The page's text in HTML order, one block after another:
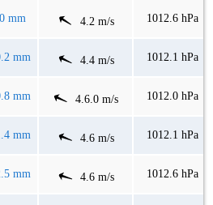
0 mm 4.2 m/s 1012.6 hPa
mm 4.4 m/s 1012.1 hPa
mm 4.6.0 m/s 1012.0 hPa
mm 4.6 m/s 1012.1 hPa
mm 4.6 m/s 1012.6 hPa